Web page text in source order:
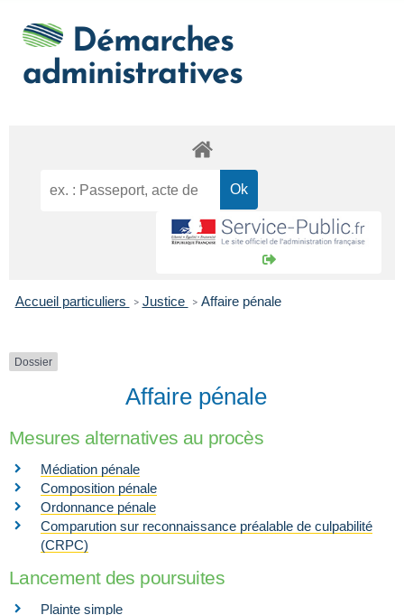
Démarches
administratives
Accueil particuliers > Justice > Affaire pénale
Dossier
Affaire pénale
Mesures alternatives au procès
Médiation pénale
Composition pénale
Ordonnance pénale
Comparution sur reconnaissance préalable de culpabilité
(CRPC)
Lancement des poursuites
Plainte simple